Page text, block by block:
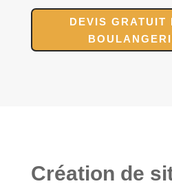
DEVIS GRATUIT
Création de